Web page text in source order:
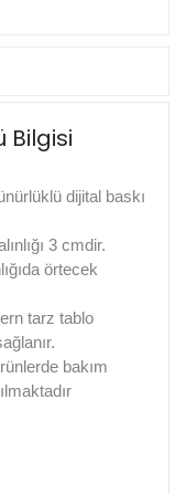
Bilgisi
dijital baskı
3 cmdir.
örtecek
tarz tablo
bakım